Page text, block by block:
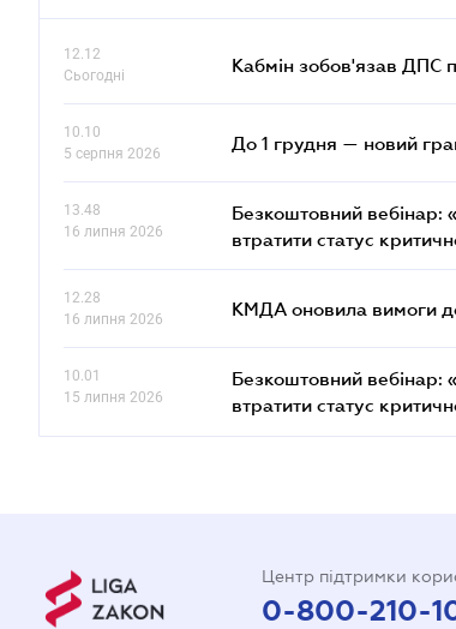
12.12
Сьогодні
Кабмін зобов'язав ДПС
10.10
5 серпня 2026
До 1 грудня — новий
13.48
16 липня 2026
Безкоштовний вебінар:
втратити статус
12.28
16 липня 2026
КМДА оновила вимоги
10.01
15 липня 2026
Безкоштовний вебінар:
втратити статус
Центр підтримки
0-800-210-